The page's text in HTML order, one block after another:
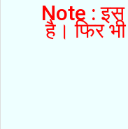
Note : इस
है। फिर